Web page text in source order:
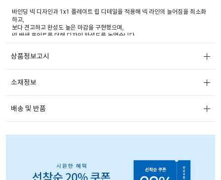
바인딩 넥 디자인과 1x1 플레이트 립 디테일을 적용해 넥 라인의 늘어짐을 최소화
하고,
보다 견고하고 완성도 높은 마감을 구현했으며,
넥 배색 포인트를 더해 디자인 완성도를 높였습니다.
캐주얼하면서도 경쾌한 무드를 연출합니다.
데일리로 부담 없이 착용하기 좋은 베이직 아이템입니다.
상품정보고시
소재정보
배송 및 반품